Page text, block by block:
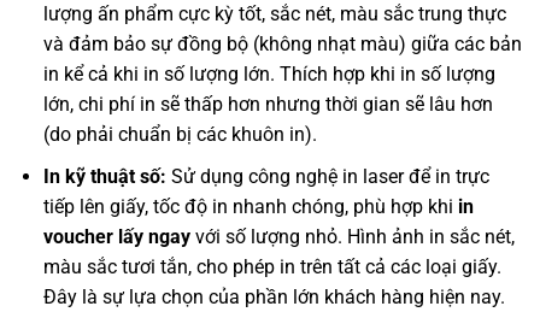
lượng ấn phẩm cực kỳ tốt, sắc nét, màu sắc trung thực
và đảm bảo sự đồng bộ (không nhạt màu) giữa các bản
in kể cả khi in số lượng lớn. Thích hợp khi in số lượng
lớn, chi phí in sẽ thấp hơn nhưng thời gian sẽ lâu hơn
(do phải chuẩn bị các khuôn in).
In kỹ thuật số: Sử dụng công nghệ in laser để in trực
tiếp lên giấy, tốc độ in nhanh chóng, phù hợp khi in
voucher lấy ngayvới số lượng nhỏ. Hình ảnh in sắc nét,
màu sắc tươi tắn, cho phép in trên tất cả các loại giấy.
Đây là sự lựa chọn của phần lớn khách hàng hiện nay.